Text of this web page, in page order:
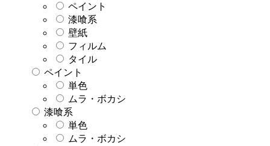
ペイント
漆喰系
壁紙
フィルム
タイル
ペイント
単色
ムラ・ボカシ
漆喰系
単色
ムラ・ボカシ